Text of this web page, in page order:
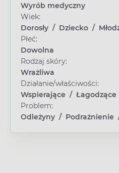
Wyrób medyczny
Wiek:
Dorosły / Dziecko /
Płeć:
Dowolna
Rodzaj skóry:
Wrażliwa
Działanie/właściwości:
Wspierające / Łagodzące
Problem:
Odleżyny / Podrażnienie